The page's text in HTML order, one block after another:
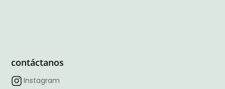
contáctanos
Instagram